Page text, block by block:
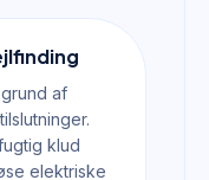
af
klud
elektriske